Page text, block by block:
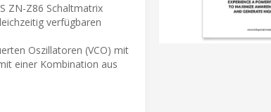
ZN-Z86 Schaltmatrix
verfügbaren
Oszillatoren (VCO) mit
einer Kombination aus